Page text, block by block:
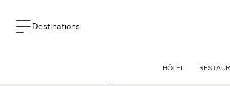
Destinations
HÔTEL
Classique -